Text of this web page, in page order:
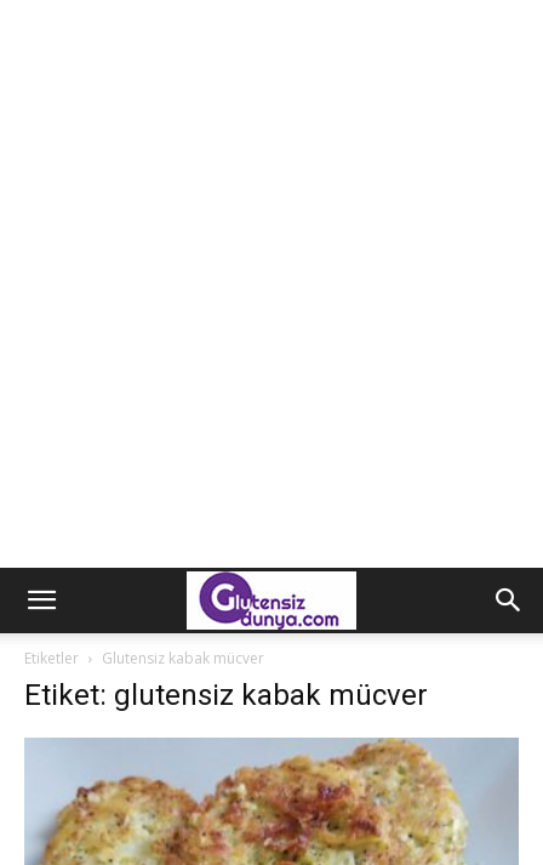
Etiketler Glutensiz kabak mücver
Etiket: glutensiz kabak mücver